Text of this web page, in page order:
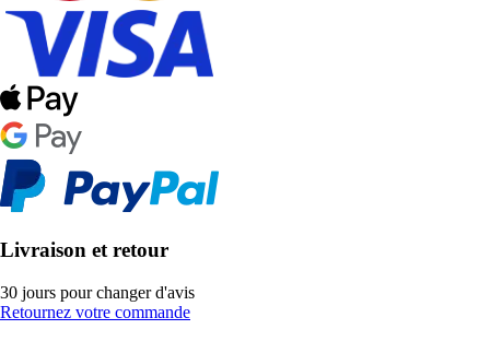
Livraison et retour
30 jours pour changer d'avis
Retournez votre commande